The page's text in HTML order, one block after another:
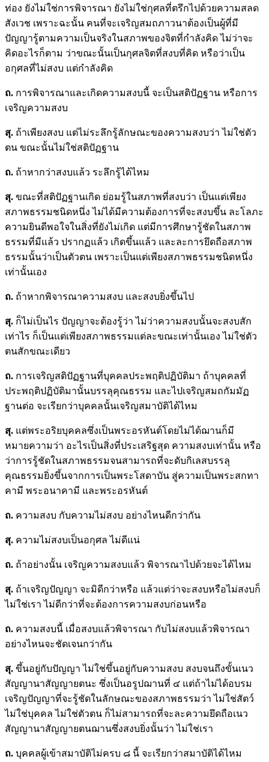
ท่อง ยังไม่ใช่การพิจารณา ยังไม่ใช่กุศลที่ตรึกไปด้วยความสลด
สังเวช เพราะฉะนั้น คนที่จะเจริญสมถภาวนาต้องเป็นผู้ที่มี
ปัญญารู้ตามความเป็นจริงในสภาพของจิตที่กำลังคิด ไม่ว่าจะ
คิดอะไรก็ตาม ว่าขณะนั้นเป็นกุศลจิตที่สงบที่คิด หรือว่าเป็น
อกุศลที่ไม่สงบ แต่กำลังคิด
ถ. การพิจารณาและเกิดความสงบนี้ จะเป็นสติปัฏฐาน หรือการ
เจริญความสงบ
สุ. ถ้าเพียงสงบ แต่ไม่ระลึกรู้ลักษณะของความสงบว่า ไม่ใช่ตัว
ตน ขณะนั้นไม่ใช่สติปัฏฐาน
ถ. ถ้าหากว่าสงบแล้ว ระลึกรู้ได้ไหม
สุ. ขณะที่สติปัฏฐานเกิด ย่อมรู้ในสภาพที่สงบว่า เป็นแต่เพียง
สภาพธรรมชนิดหนึ่ง ไม่ได้มีความต้องการที่จะสงบขึ้น ละโลภะ
ความยินดีพอใจในสิ่งที่ยังไม่เกิด แต่มีการศึกษารู้ชัดในสภาพ
ธรรมที่มีแล้ว ปรากฏแล้ว เกิดขึ้นแล้ว และละการยึดถือสภาพ
ธรรมนั้นว่าเป็นตัวตน เพราะเป็นแต่เพียงสภาพธรรมชนิดหนึ่ง
เท่านั้นเอง
ถ. ถ้าหากพิจารณาความสงบ และสงบยิ่งขึ้นไป
สุ. ก็ไม่เป็นไร ปัญญาจะต้องรู้ว่า ไม่ว่าความสงบนั้นจะสงบสัก
เท่าไร ก็เป็นแต่เพียงสภาพธรรมแต่ละขณะเท่านั้นเอง ไม่ใช่ตัว
ตนสักขณะเดียว
ถ. การเจริญสติปัฏฐานที่บุคคลประพฤติปฏิบัติมา ถ้าบุคคลที่
ประพฤติปฏิบัติมานั้นบรรลุคุณธรรม และไปเจริญสมถกัมมัฏ
ฐานต่อ จะเรียกว่าบุคคลนั้นเจริญสมาบัติได้ไหม
สุ. แต่พระอริยบุคคลซึ่งเป็นพระอรหันต์โดยไม่ได้ฌานก็มี
หมายความว่า อะไรเป็นสิ่งที่ประเสริฐสุด ความสงบเท่านั้น หรือ
ว่าการรู้ชัดในสภาพธรรมจนสามารถที่จะดับกิเลสบรรลุ
คุณธรรมยิ่งขึ้นจากการเป็นพระโสดาบัน สู่ความเป็นพระสกทา
คามี พระอนาคามี และพระอรหันต์
ถ. ความสงบ กับความไม่สงบ อย่างไหนดีกว่ากัน
สุ. ความไม่สงบเป็นอกุศล ไม่ดีแน่
ถ. ถ้าอย่างนั้น เจริญความสงบแล้ว พิจารณาไปด้วยจะได้ไหม
สุ. ถ้าเจริญปัญญา จะมิดีกว่าหรือ แล้วแต่ว่าจะสงบหรือไม่สงบก็
ไม่ใช่เรา ไม่ดีกว่าที่จะต้องการความสงบก่อนหรือ
ถ. ความสงบนี้ เมื่อสงบแล้วพิจารณา กับไม่สงบแล้วพิจารณา
อย่างไหนจะชัดเจนกว่ากัน
สุ. ขึ้นอยู่กับปัญญา ไม่ใช่ขึ้นอยู่กับความสงบ สงบจนถึงขั้นเนว
สัญญานาสัญญายตนะ ซึ่งเป็นอรูปฌานที่ ๔ แต่ถ้าไม่ได้อบรม
เจริญปัญญาที่จะรู้ชัดในลักษณะของสภาพธรรมว่า ไม่ใช่สัตว์
ไม่ใช่บุคคล ไม่ใช่ตัวตน ก็ไม่สามารถที่จะละความยึดถือเนว
สัญญานาสัญญายตนฌานซึ่งสงบยิ่งนั้นว่า ไม่ใช่เรา
ถ. บุคคลผู้เข้าสมาบัติไม่ครบ ๘ นี้ จะเรียกว่าสมาบัติได้ไหม